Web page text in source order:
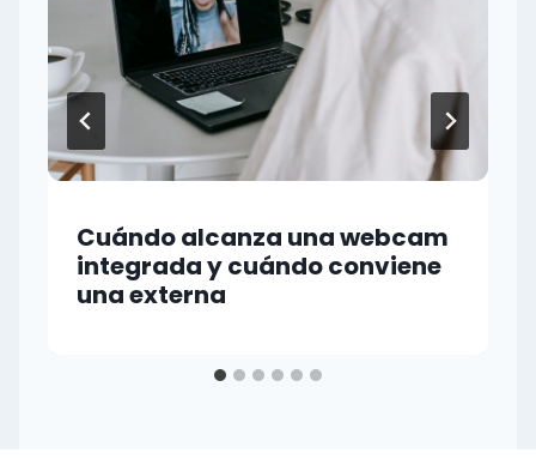
Cuándo alcanza una webcam
integrada y cuándo conviene
una externa